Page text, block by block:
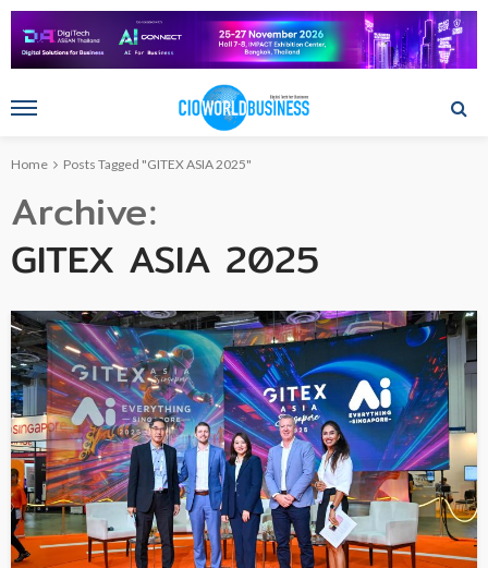
Home Posts Tagged "GITEX ASIA 2025"
Archive
GITEX ASIA 2025